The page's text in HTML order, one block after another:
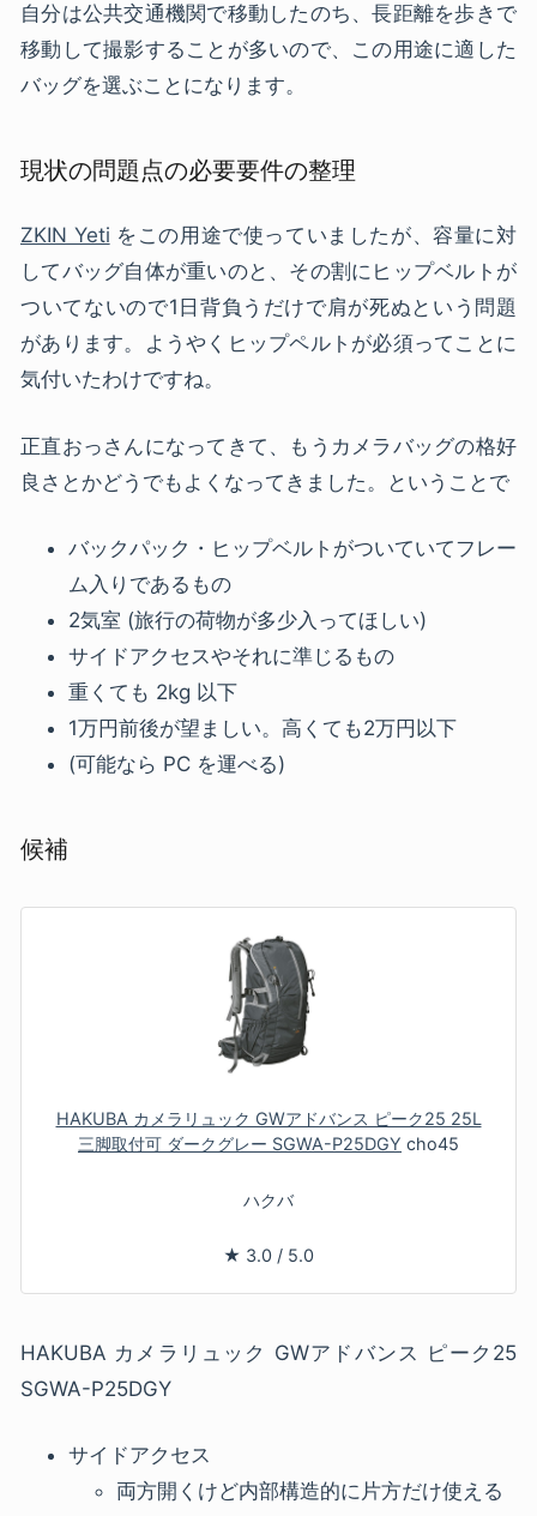
自分は公共交通機関で移動したのち、長距離を歩きで
移動して撮影することが多いので、この用途に適した
バッグを選ぶことになります。
現状の問題点の必要要件の整理
ZKIN Yeti をこの用途で使っていましたが、容量に対
してバッグ自体が重いのと、その割にヒップベルトが
ついてないので1日背負うだけで肩が死ぬという問題
があります。ようやくヒップペルトが必須ってことに
気付いたわけですね。
正直おっさんになってきて、もうカメラバッグの格好
良さとかどうでもよくなってきました。ということで
バックパック・ヒップベルトがついていてフレー
ム入りであるもの
2気室 (旅行の荷物が多少入ってほしい)
サイドアクセスやそれに準じるもの
重くても 2kg 以下
1万円前後が望ましい。高くても2万円以下
(可能なら PC を運べる)
候補
HAKUBA カメラリュック GWアドバンス ピーク25 25L
三脚取付可 ダークグレー SGWA-P25DGY cho45
ハクバ
★ 3.0 / 5.0
HAKUBA カメラリュック GWアドバンス ピーク25
SGWA-P25DGY
サイドアクセス
両方開くけど内部構造的に片方だけ使える